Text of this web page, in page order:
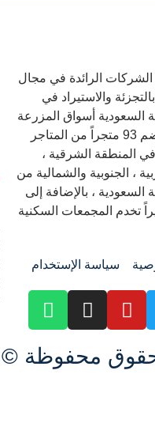
الرائدة في مجال
بالتجزئة والاستيراد في
السعودية أسواق المزرعة
تدير سلسلة تضم 93 متجراً من المتاجر
في المنطقة الشرقية ،
، الجنوبية والشمالية من
السعودية ، بالإضافة إلى
تخدم المجمعات السكنية
سياسة الإستخدام
محفوظة ©